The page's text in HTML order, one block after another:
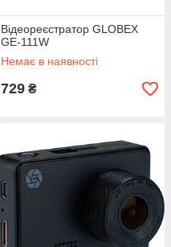
Відеореєстратор GLOBEX
GE-111W
Немає в наявності
729 ₴